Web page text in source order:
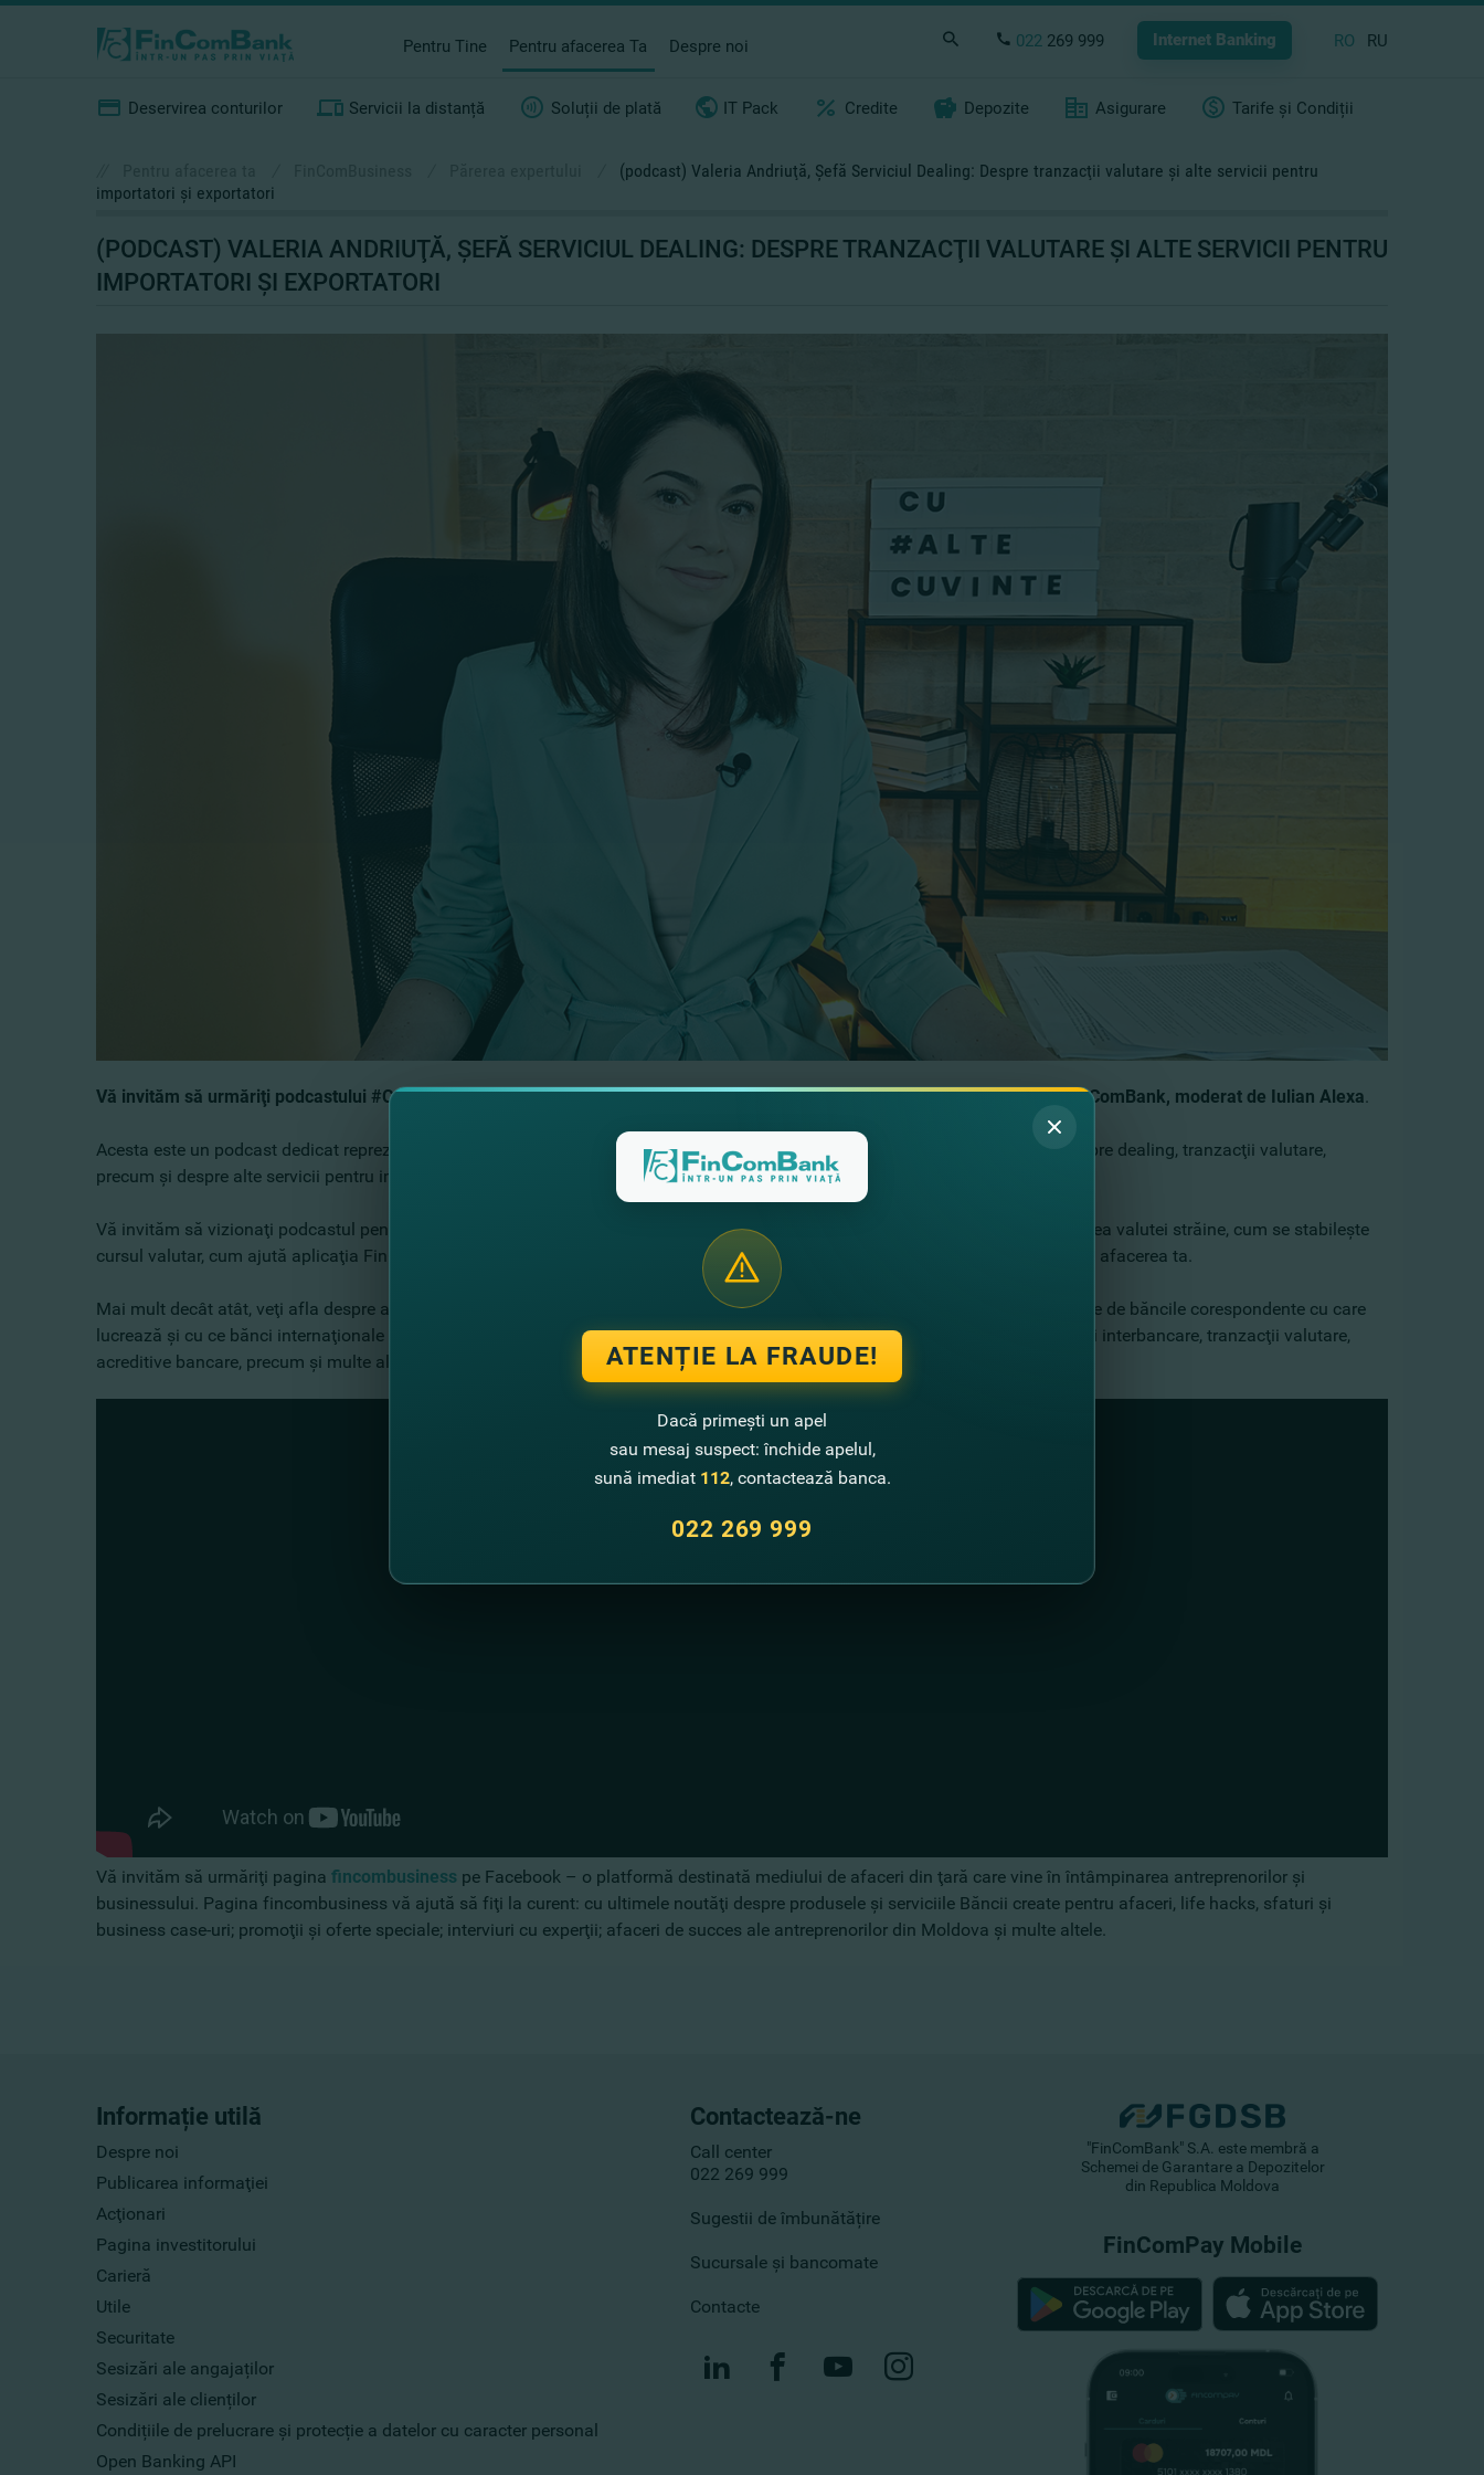
Pentru Tine Pentru afacerea Ta Despre noi 022 269 999 Internet Banking RO RU
Deservirea conturilor Servicii la distanță Soluții de plată IT Pack Credite Depozite Asigurare Tarife și Condiții
(podcast) Valeria Andriuţă, Şefă Serviciul Dealing: Despre tranzacţii valutare şi alte servicii pentru
importatori şi exportatori
(PODCAST) VALERIA ANDRIUŢĂ, ŞEFĂ SERVICIUL DEALING: DESPRE TRANZACŢII VALUTARE ŞI ALTE SERVICII PENTRU
IMPORTATORI ŞI EXPORTATORI
Vă invităm să urmăriţi podcastului #CuAlteCuvinte, marca Agro TV Moldova, cu Valeria Andriuţă, Şefă Serviciul Dealing la FinComBank, moderat de Iulian Alexa.
Acesta este un podcast dedicat reprezentanţilor mediului de afaceri din Republica Moldova. În această ediţie, veţi putea afla despre dealing, tranzacţii valutare,
precum şi despre alte servicii pentru importatori şi exportatori.
Vă invităm să vizionaţi podcastul pentru a afla #CuAlteCuvinte ce presupune serviciul dealing, cum are loc
cumpărarea şi vânzarea valutei străine, cum se stabileşte
cursul valutar, cum ajută aplicaţia FinComPay businessul şi cât e de simplu să cumperi şi să schimbi online sume de bani pentru afacerea ta.
Mai mult decât atât, veţi afla despre aşa numitele Contractele Forward şi care sunt avantajele acestora, de ce prestigiul băncii ţine de băncile corespondente cu care
lucrează şi cu ce bănci internaţionale are parteneriate FinComBank, pentru a le oferi clienţilor săi cele mai bune servicii. Decontări interbancare, tranzacţii valutare,
acreditive bancare, precum şi multe altele în cea de-a doua ediţie a emisiunii #CuAlteCuvinte.
Vă invităm să urmăriţi pagina fincombusiness pe Facebook – o platformă destinată mediului de afaceri din ţară care vine în întâmpinarea antreprenorilor şi
businessului. Pagina fincombusiness vă ajută să fiţi la curent: cu ultimele noutăţi despre produsele şi serviciile Băncii create pentru afaceri, life hacks, sfaturi şi
business case-uri; promoţii şi oferte speciale; interviuri cu experţii; afaceri de succes ale antreprenorilor din Moldova şi multe altele.
Informație utilă
Despre noi
Publicarea informaţiei
Acţionari
Pagina investitorului
Carieră
Utile
Securitate
Sesizări ale angajaților
Sesizări ale clienților
Condițiile de prelucrare și protecție a datelor cu caracter personal
Open Banking API
Contactează-ne
Call center
022 269 999
Sugestii de îmbunătățire
Sucursale și bancomate
Contacte
"FinComBank" S.A. este membră a
Schemei de Garantare a Depozitelor
din Republica Moldova
FinComPay Mobile
ATENȚIE LA FRAUDE!
Dacă primești un apel
sau mesaj suspect: închide apelul,
sună imediat 112, contactează banca.
022 269 999